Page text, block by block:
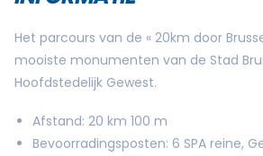
Het parcours van de « 20km door
mooiste monumenten van de Stad
Hoofdstedelijk Gewest.
Afstand: 20 km 100 m
Bevoorradingsposten: 6 SPA reine,